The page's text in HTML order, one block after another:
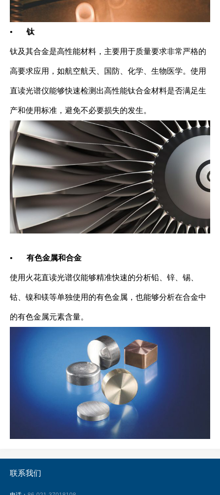
• 钛
钛及其合金是高性能材料，主要用于质量要求非常严格的
高要求应用，如航空航天、国防、化学、生物医学。使用
直读光谱仪能够快速检测出高性能钛合金材料是否满足生
产和使用标准，避免不必要损失的发生。
• 有色金属和合金
使用火花直读光谱仪能够精准快速的分析铅、锌、锡、
钴、镍和镁等单独使用的有色金属，也能够分析在合金中
的有色金属元素含量。
联系我们